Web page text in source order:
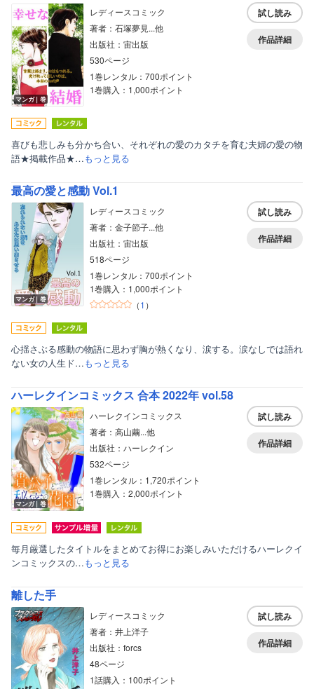
マンガ｜巻
レディースコミック
著者：石塚夢見...他
出版社：宙出版
530ページ
1巻レンタル：700ポイント
1巻購入：1,000ポイント
試し読み
作品詳細
喜びも悲しみも分かち合い、それぞれの愛のカタチを育む夫婦の愛の物
語★掲載作品★…もっと見る
最高の愛と感動 Vol.1
マンガ｜巻
レディースコミック
著者：金子節子...他
出版社：宙出版
518ページ
1巻レンタル：700ポイント
1巻購入：1,000ポイント
（1 ）
試し読み
作品詳細
心揺さぶる感動の物語に思わず胸が熱くなり、涙する。涙なしでは語れ
ない女の人生ド…もっと見る
ハーレクインコミックス 合本 2022年 vol.58
マンガ｜巻
ハーレクインコミックス
著者：高山繭...他
出版社：ハーレクイン
532ページ
1巻レンタル：1,720ポイント
1巻購入：2,000ポイント
試し読み
作品詳細
毎月厳選したタイトルをまとめてお得にお楽しみいただけるハーレクイ
ンコミックスの…もっと見る
離した手
レディースコミック
著者：井上洋子
出版社：forcs
48ページ
1話購入：100ポイント
試し読み
作品詳細